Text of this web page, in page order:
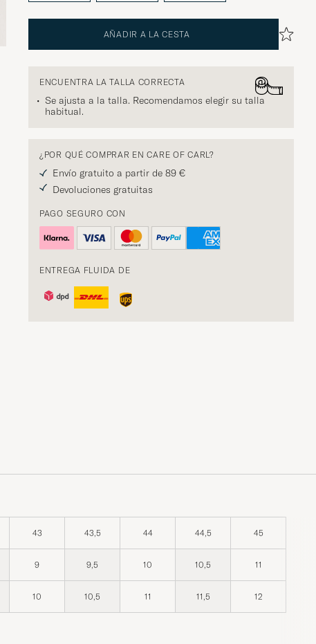
AÑADIR A LA CESTA
ENCUENTRA LA TALLA CORRECTA
Se ajusta a la talla. Recomendamos elegir su talla
habitual.
¿POR QUÉ COMPRAR EN CARE OF CARL?
Envío gratuito a partir de 89 €
Devoluciones gratuitas
PAGO SEGURO CON
ENTREGA FLUIDA DE
43 43,5 44 44,5 45
9 9,5 10 10,5 11
10 10,5 11 11,5 12